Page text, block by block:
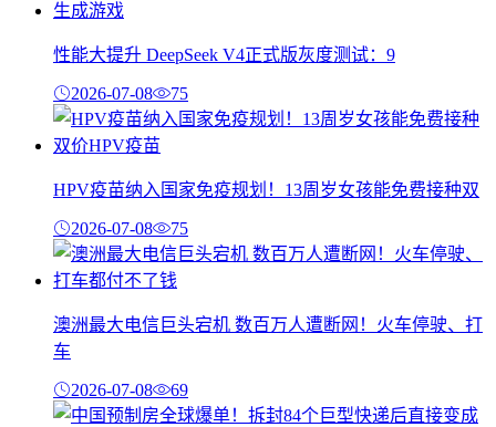
性能大提升 DeepSeek V4正式版灰度测试：9
2026-07-08 75
HPV疫苗纳入国家免疫规划！13周岁女孩能免费接种双
2026-07-08 75
澳洲最大电信巨头宕机 数百万人遭断网！火车停驶、打
车
2026-07-08 69